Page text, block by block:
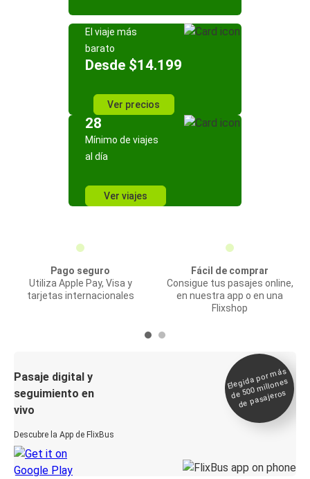
El viaje más
barato
Desde $14.199
Ver precios
28
Mínimo de viajes
al día
Ver viajes
Pago seguro
Utiliza Apple Pay, Visa y
tarjetas internacionales
Fácil de comprar
Consigue tus pasajes online,
en nuestra app o en una
Flixshop
Pasaje digital y
seguimiento en
vivo
Descubre la App de FlixBus
Elegida por
más
de 500
millones
de pasajeros